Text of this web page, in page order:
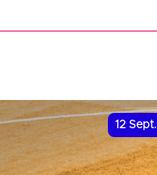
12 Sept.